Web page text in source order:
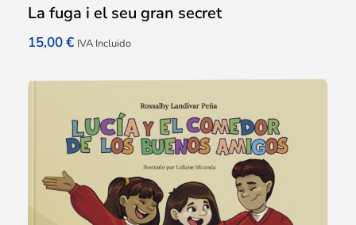
La fuga i el seu gran secret
15,00€ IVA Incluido